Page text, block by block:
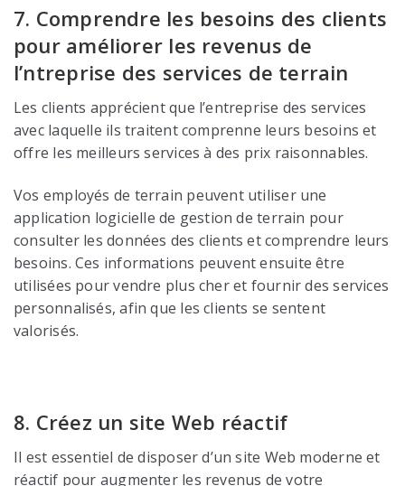
7. Comprendre les besoins des clients
pour améliorer les revenus de
l’ntreprise des services de terrain
Les clients apprécient que l’entreprise des services
avec laquelle ils traitent comprenne leurs besoins et
offre les meilleurs services à des prix raisonnables.
Vos employés de terrain peuvent utiliser une
application logicielle de gestion de terrain pour
consulter les données des clients et comprendre leurs
besoins. Ces informations peuvent ensuite être
utilisées pour vendre plus cher et fournir des services
personnalisés, afin que les clients se sentent
valorisés.
8. Créez un site Web réactif
Il est essentiel de disposer d’un site Web moderne et
réactif pour augmenter les revenus de votre